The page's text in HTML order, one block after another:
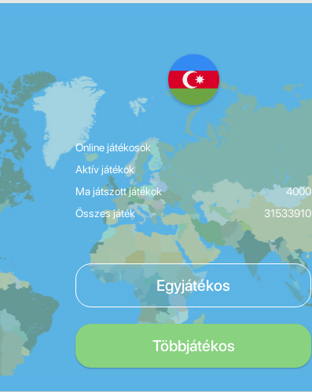
Online játékosok
Aktív játékok
Ma játszott játékok
4000
Összes játék
31533910
Egyjátékos
Többjátékos